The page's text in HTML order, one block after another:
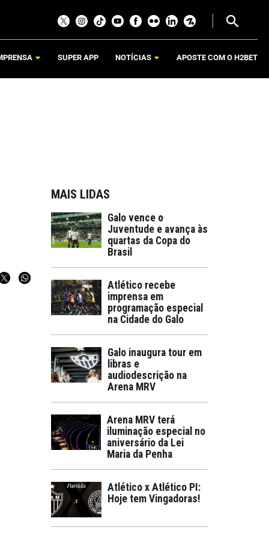
SUPER APP NOTÍCIAS APOSTE COM O H2BET
MAIS LIDAS
Galo vence o
Juventude e avança às
quartas da Copa do
Brasil
Atlético recebe
imprensa em
programação especial
na Cidade do Galo
Galo inaugura tour em
libras e
audiodescrição na
Arena MRV
Arena MRV terá
iluminação especial no
aniversário da Lei
Maria da Penha
Atlético x Atlético PI:
Hoje tem Vingadoras!